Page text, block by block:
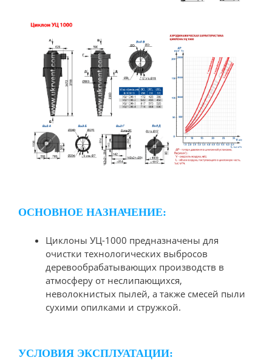
ОСНОВНОЕ НАЗНАЧЕНИЕ:
Циклоны УЦ-1000 предназначены для
очистки технологических выбросов
деревообрабатывающих производств в
атмосферу от неслипающихся,
неволокнистых пылей, а также смесей пыли
сухими опилками и стружкой.
УСЛОВИЯ ЭКСПЛУАТАЦИИ: